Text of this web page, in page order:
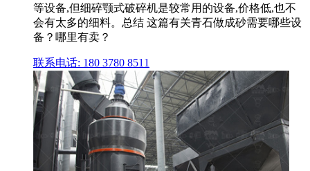
等设备,但细碎颚式破碎机是较常用的设备,价格低,也不
会有太多的细料。总结 这篇有关青石做成砂需要哪些设
备？哪里有卖？
联系电话: 180 3780 8511